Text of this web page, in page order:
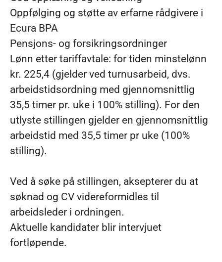
Oppfølging og støtte av erfarne rådgivere i
Ecura BPA
Pensjons- og forsikringsordninger
Lønn etter tariffavtale: for tiden minstelønn
kr. 225,4 (gjelder ved turnusarbeid, dvs.
arbeidstidsordning med gjennomsnittlig
35,5 timer pr. uke i 100% stilling). For den
utlyste stillingen gjelder en gjennomsnittlig
arbeidstid med 35,5 timer pr uke (100%
stilling).
Ved å søke på stillingen, aksepterer du at
søknad og CV videreformidles til
arbeidsleder i ordningen.
Aktuelle kandidater blir intervjuet
fortløpende.